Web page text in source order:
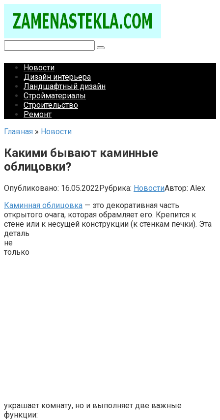
контенту
Новости
Дизайн интерьера
Ландшафтный дизайн
Стройматериалы
Строительство
Ремонт
Главная » Новости
Какими бывают каминные
облицовки?
Опубликовано: 16.05.2022Рубрика: НовостиАвтор: Alex
Каминная облицовка — это декоративная часть
открытого очага, которая обрамляет его. Крепится к
стене или к несущей конструкции (к стенкам печки). Эта
деталь
не
только
украшает комнату, но и выполняет две важные
функции: